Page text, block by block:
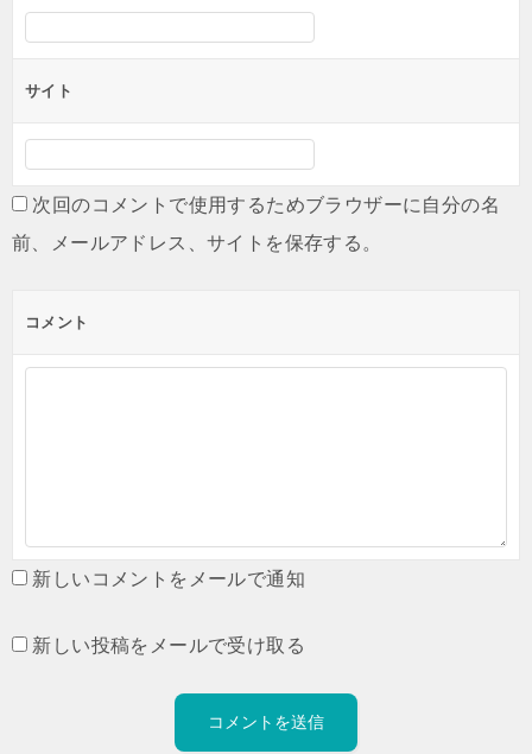
サイト
次回のコメントで使用するためブラウザーに自分の名
前、メールアドレス、サイトを保存する。
コメント
新しいコメントをメールで通知
新しい投稿をメールで受け取る